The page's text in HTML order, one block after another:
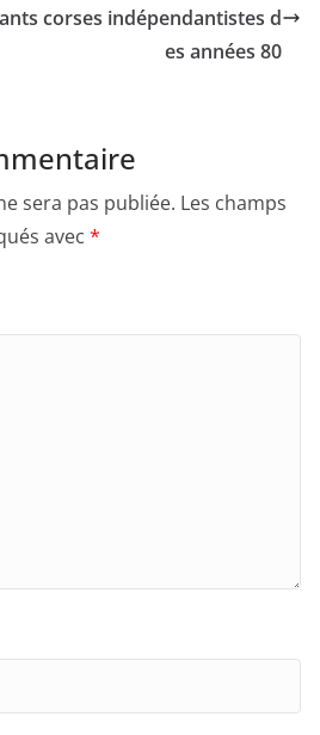
corses indépendantistes d
es années 80
sera pas publiée. Les champs
avec *